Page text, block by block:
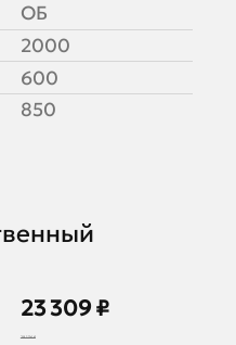
ОБ
2000
600
850
23 309 ₽
29 136 ₽